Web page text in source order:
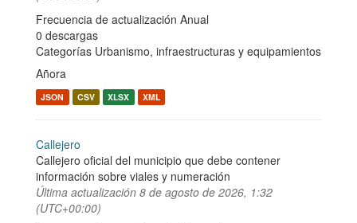
Frecuencia de actualización Anual
0 descargas
Categorías Urbanismo, infraestructuras y equipamientos
Añora
JSON CSV XLSX XML
Callejero
Callejero oficial del municipio que debe contener
información sobre viales y numeración
Última actualización 8 de agosto de 2026, 1:32
(UTC+00:00)